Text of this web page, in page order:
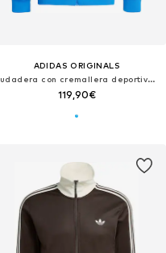
ADIDAS ORIGINALS
Sudadera con cremallera deportiva 'Real Madrid Terrace Icons'
119,90€